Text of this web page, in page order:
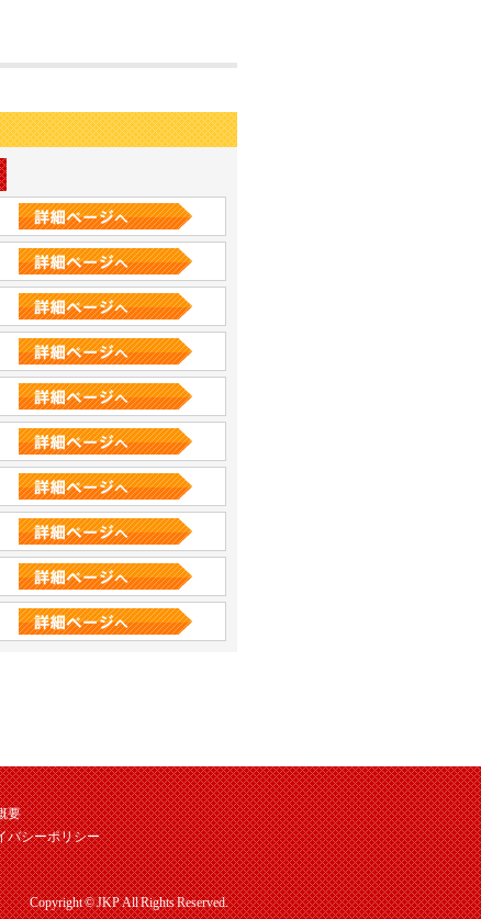
要
バシーポリシー
Copyright © JKP All Rights Reserved.